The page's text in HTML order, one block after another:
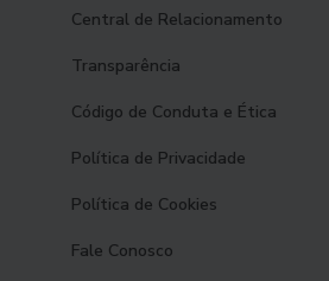
Central de Relacionamento
Transparência
Código de Conduta e Ética
Política de Privacidade
Política de Cookies
Fale Conosco